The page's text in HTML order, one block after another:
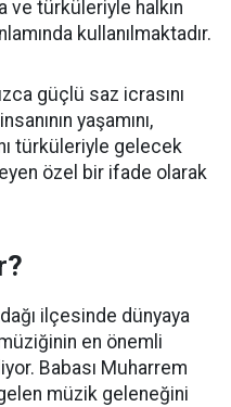
ve türküleriyle halkın
kullanılmaktadır.
güçlü saz icrasını
yaşamını,
türküleriyle gelecek
özel bir ifade olarak
ilçesinde dünyaya
en önemli
Babası Muharrem
müzik geleneğini